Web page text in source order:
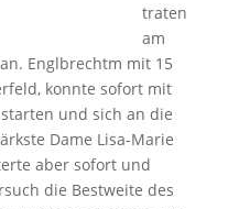
traten
am
Englbrechtm mit 15
konnte sofort mit
und sich an die
Dame Lisa-Marie
aber sofort und
die Bestweite des